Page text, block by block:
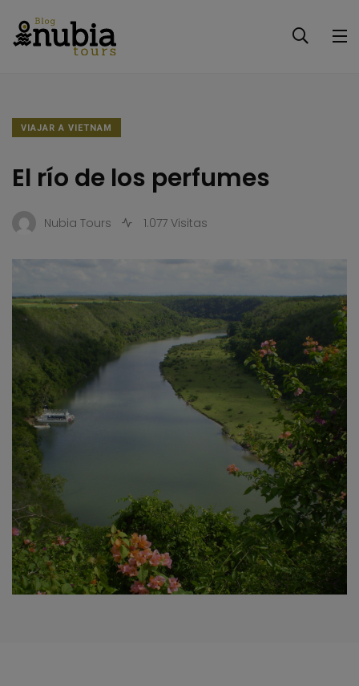
VIAJAR A VIETNAM
El río de los perfumes
Nubia Tours 1.077 Visitas